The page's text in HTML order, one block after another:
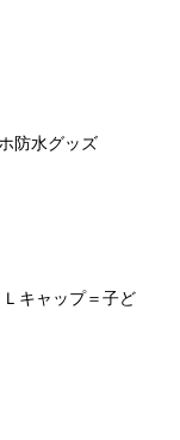
防水グッズ
キャップ＝子ど